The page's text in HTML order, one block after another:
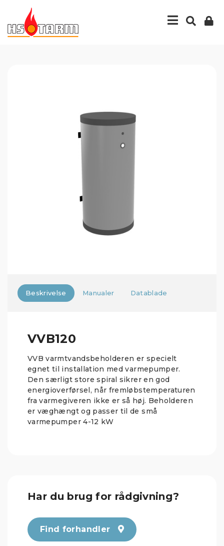
Beskrivelse Manualer Datablade
VVB120
VVB varmtvandsbeholderen er specielt
egnet til installation med varmepumper.
Den særligt store spiral sikrer en god
energioverførsel, når fremløbstemperaturen
fra varmegiveren ikke er så høj. Beholderen
er væghængt og passer til de små
varmepumper 4-12 kW
Har du brug for rådgivning?
Find forhandler